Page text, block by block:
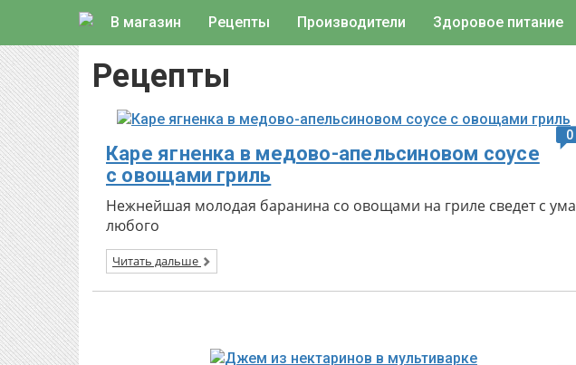
В магазин Рецепты Производители Здоровое питание
Рецепты
Каре ягненка в медово-апельсиновом соусе
с овощами гриль
0
Нежнейшая молодая баранина со овощами на гриле сведет с ума
любого
Читать дальше